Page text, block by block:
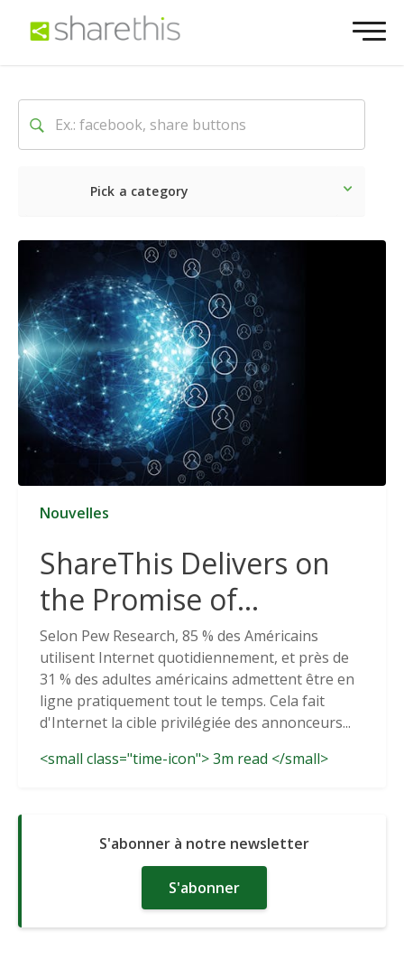
Pick a category
Dernière Sociale
Nouvelles
ShareThis Delivers on
the Promise of
Cookieless Data
Solutions
Selon Pew Research, 85 % des Américains
utilisent Internet quotidiennement, et près de
31 % des adultes américains admettent être en
ligne pratiquement tout le temps. Cela fait
d'Internet la cible privilégiée des annonceurs...
<small class="time-icon"> 3m read </small>
S'abonner à notre newsletter
S'abonner